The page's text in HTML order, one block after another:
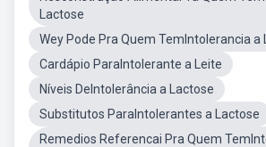
Lactose
Wey Pode Pra Quem TemIntolerancia a
Cardápio ParaIntolerante a Leite
Níveis DeIntolerância a Lactose
Substitutos ParaIntolerantes a Lactose
Remedios Referencai Pra Quem